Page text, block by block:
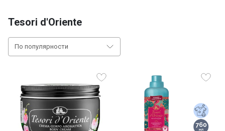
Tesori d'Oriente
По популярности